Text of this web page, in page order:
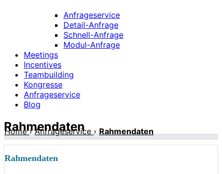
Anfrageservice
Detail-Anfrage
Schnell-Anfrage
Modul-Anfrage
Meetings
Incentives
Teambuilding
Kongresse
Anfrageservice
Blog
Rahmendaten
Home›Anfrageservice › Rahmendaten
Rahmendaten